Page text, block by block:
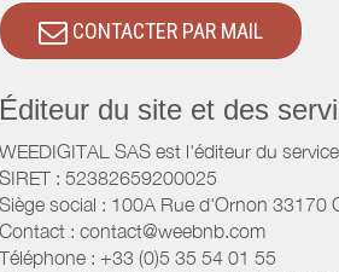
CONTACTER PAR MAIL
Éditeur du site et des
WEEDIGITAL SAS est l'éditeur du
SIRET : 52382659200025
Siège social : 100A Rue d'Ornon 33170
Contact : contact@weebnb.com
Téléphone : +33 (0)5 35 54 01 55